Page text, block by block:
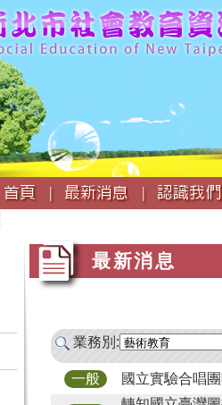
首頁 | 最新消息 | 認識我
最新消息
業務別:
一般 國立實驗合唱